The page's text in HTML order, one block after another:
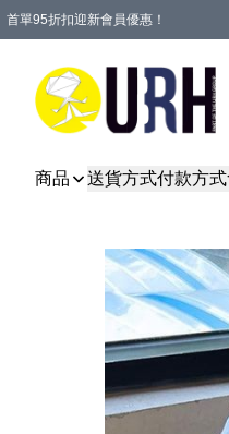
首單95折扣迎新會員優惠！
商品 送貨方式付款方式